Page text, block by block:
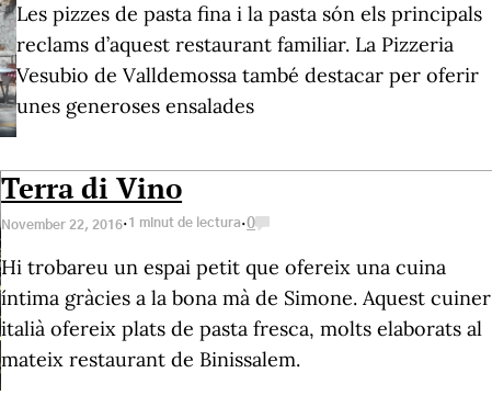
Les pizzes de pasta fina i la pasta són els principals
reclams d’aquest restaurant familiar. La Pizzeria
Vesubio de Valldemossa també destacar per oferir
unes generoses ensalades
Terra di Vino
November 22, 2016·1 minut de lectura·0
Hi trobareu un espai petit que ofereix una cuina
íntima gràcies a la bona mà de Simone. Aquest cuiner
italià ofereix plats de pasta fresca, molts elaborats al
mateix restaurant de Binissalem.